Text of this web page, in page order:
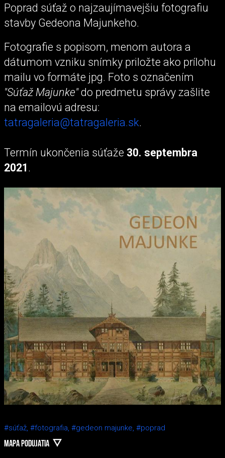
Poprad súťaž o najzaujímavejšiu fotografiu
stavby Gedeona Majunkeho.
Fotografie s popisom, menom autora a
dátumom vzniku snímky priložte ako prílohu
mailu vo formáte jpg. Foto s označením
"Súťaž Majunke"do predmetu správy zašlite
na emailovú adresu:
tatragaleria@tatragaleria.sk.
Termín ukončenia súťaže 30. septembra
2021 .
#súťaž, #fotografia, #gedeon majunke, #poprad
MAPA PODUJATIA